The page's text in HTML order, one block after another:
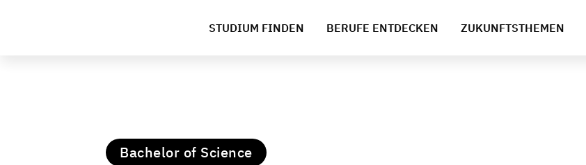
STUDIUM FINDEN BERUFE ENTDECKEN ZUKUNFTSTHEMEN
Bachelor of Science